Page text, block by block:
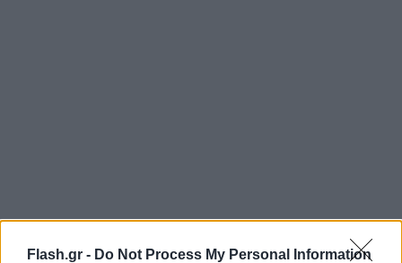
Flash.gr - Do Not Process My Personal Information